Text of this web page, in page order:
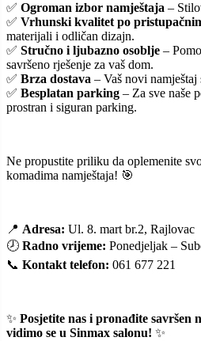
✅ Ogroman izbor namještaja –
✅ Vrhunski kvalitet po
materijali i odličan dizajn.
✅ Stručno i ljubazno osoblje –
savršeno rješenje za vaš dom.
✅ Brza dostava – Vaš novi
✅ Besplatan parking – Za sve naše
prostran i siguran parking.
Ne propustite priliku da oplemenite
komadima namještaja! 🎯
📍 Adresa: Ul. 8. mart br.2, Rajlovac
🕗 Radno vrijeme: Ponedjeljak –
📞 Kontakt telefon: 061 677 221
✨ Posjetite nas i pronađite savršen
vidimo se u Sinmax salonu! ✨